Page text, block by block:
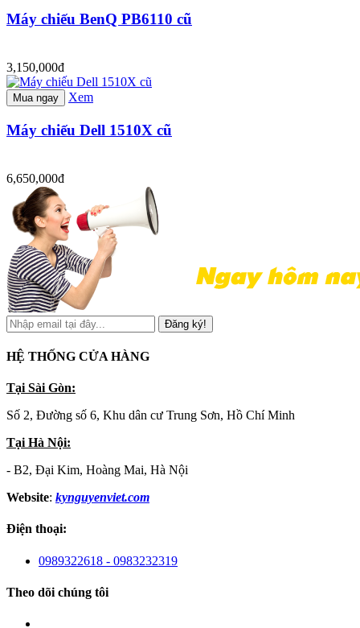
Máy chiếu BenQ PB6110 cũ
3,150,000đ
Mua ngay Xem
Máy chiếu Dell 1510X cũ
6,650,000đ
Đăng ký!
HỆ THỐNG CỬA HÀNG
Tại Sài Gòn:
Số 2, Đường số 6, Khu dân cư Trung Sơn, Hồ Chí Minh
Tại Hà Nội:
- B2, Đại Kim, Hoàng Mai, Hà Nội
Website: kynguyenviet.com
Điện thoại:
0989322618 - 0983232319
Theo dõi chúng tôi